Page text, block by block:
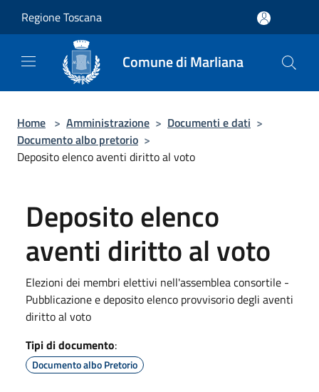
Regione Toscana
Comune di Marliana
Home > Amministrazione > Documenti e dati >
Documento albo pretorio >
Deposito elenco aventi diritto al voto
Deposito elenco
aventi diritto al voto
Elezioni dei membri elettivi nell'assemblea consortile -
Pubblicazione e deposito elenco provvisorio degli aventi
diritto al voto
Tipi di documento:
Documento albo Pretorio